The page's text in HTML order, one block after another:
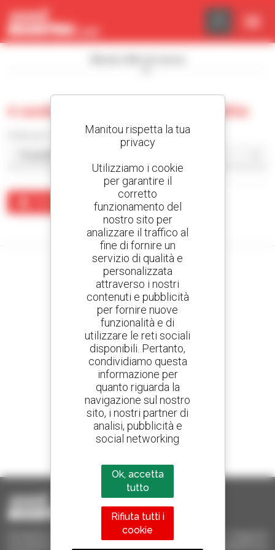
0 usate pala caricatrice compatta
Crea un avviso
Nessun risultato corrisponde alla ricerca.
Crea avvisi
e ricevi annunci di materiale d'occasione
800 concessionari
Manitou nel mondo
1 telescopico su 4
Occasione Manitou - Prodotti per il sollevamento e il trasporto
Pannello di gestione dei cookies
Manitou rispetta la tua
privacy
Utilizziamo i cookie
per garantire il
corretto
funzionamento del
nostro sito per
analizzare il traffico al
fine di fornire un
servizio di qualità e
personalizzata
attraverso i nostri
contenuti e pubblicità
per fornire nuove
funzionalità e di
utilizzare le reti sociali
disponibili. Pertanto,
condividiamo questa
informazione per
quanto riguarda la
navigazione sul nostro
sito, i nostri partner di
analisi, pubblicità e
social networking
Ok, accetta
tutto
Rifiuta tutti i
cookie